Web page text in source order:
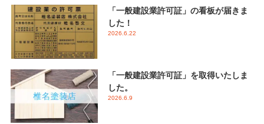
「一般建設業許可証」の看板が届きま
した！
2026.6.22
「一般建設業許可証」を取得いたしま
した。
2026.6.9